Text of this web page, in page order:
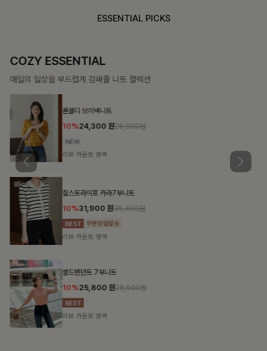
ESSENTIAL PICKS
COZY ESSENTIAL
매일의 일상을 부드럽게 감싸줄 니트 컬렉션
론클디 브이넥니트
10%24,300 원26,900원
리뷰 카운트 영역
칠스트라이프 카라7부니트
10%31,900 원35,400원
리뷰 카운트 영역
셀드펜던트 7부니트
10%25,800 원28,600원
리뷰 카운트 영역